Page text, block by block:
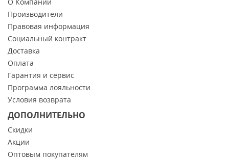
Производители
Правовая информация
Социальный контракт
Доставка
Оплата
Гарантия и сервис
Программа лояльности
Условия возврата
ДОПОЛНИТЕЛЬНО
Скидки
Акции
Оптовым покупателям